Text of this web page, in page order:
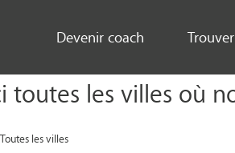
Devenir coach
toutes les villes où
les villes